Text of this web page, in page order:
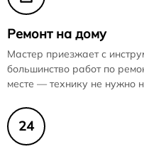
Ремонт на дому
Мастер приезжает с
большинство работ по
месте — технику не нужно
24